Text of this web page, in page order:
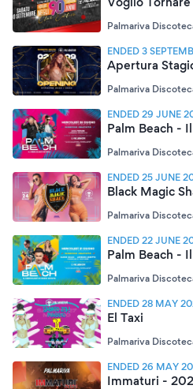
Palmariva
ENDED 3
Apertura
Palmariva
ENDED 29 JUNE
Palm Beach -
Palmariva
ENDED 25 JUNE
Black Magic
Palmariva
ENDED 22 JUNE
Palm Beach -
Palmariva
ENDED 28 MAY
El Taxi
Palmariva
ENDED 26 MAY
Immaturi -